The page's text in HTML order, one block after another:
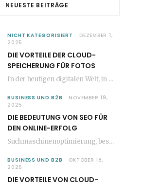
NEUESTE BEITRÄGE
NICHT KATEGORISIERT
DEZEMBER 1,
2025
DIE VORTEILE DER CLOUD-
SPEICHERUNG FÜR FOTOS
In der heutigen digitalen Welt, in der die Anzahl der aufgenommenen Fotos stetig zunimmt, wird…
BUSINESS UND B2B
NOVEMBER 19,
2025
DIE BEDEUTUNG VON SEO FÜR
DEN ONLINE-ERFOLG
Suchmaschinenoptimierung, besser bekannt als SEO, ist ein entscheidender Faktor für den Erfolg jeder Website im…
BUSINESS UND B2B
OKTOBER 18,
2025
DIE VORTEILE VON CLOUD-